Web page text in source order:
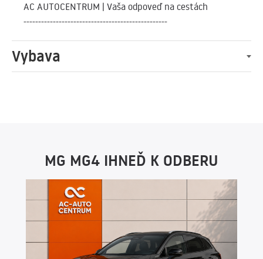
AC AUTOCENTRUM | Vaša odpoveď na cestách
-------------------------------------------------
Vybava
MG MG4 IHNEĎ K ODBERU